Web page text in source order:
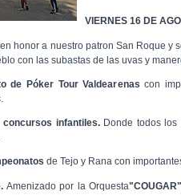
VIERNES 16 DE
en honor a nuestro patron San Roque y
con las subastas de las uvas y
de Póker Tour Valdearenascon
concursos infantiles.Donde todos los
de Tejo y Rana con
Amenizado por la Orquesta"COUGAR"